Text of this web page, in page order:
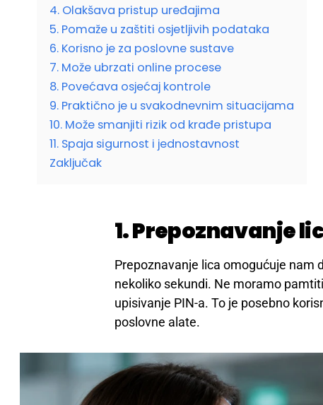
4. Olakšava pristup uređajima
5. Pomaže u zaštiti osjetljivih podataka
6. Korisno je za poslovne sustave
7. Može ubrzati online procese
8. Povećava osjećaj kontrole
9. Praktično je u svakodnevnim situacijama
10. Može smanjiti rizik od krađe pristupa
11. Spaja sigurnost i jednostavnost
Zaključak
1. Prepoznavanje
Prepoznavanje lica omogućuje nam
nekoliko sekundi. Ne moramo
upisivanje PIN-a. To je posebno
poslovne alate.